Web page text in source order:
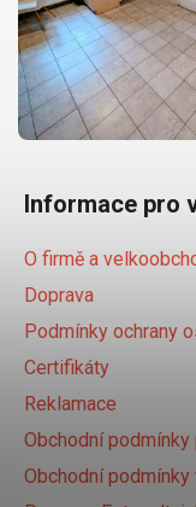
Informace pro
O firmě a
Doprava
Podmínky ochrany
Certifikáty
Reklamace
Obchodní
Obchodní